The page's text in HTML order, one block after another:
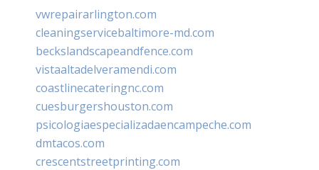
vwrepairarlington.com
cleaningservicebaltimore-md.com
beckslandscapeandfence.com
vistaaltadelveramendi.com
coastlinecateringnc.com
cuesburgershouston.com
psicologiaespecializadaencampeche.com
dmtacos.com
crescentstreetprinting.com